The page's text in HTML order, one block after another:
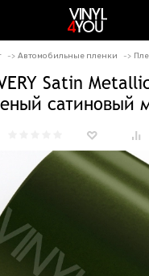
Автомобильные пленки
Satin
сатиновый